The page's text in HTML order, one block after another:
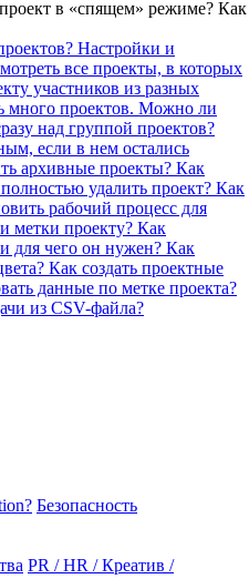
в «спящем» режиме? Как
Настройки и
все проекты, в которых
участников из разных
много проектов. Можно ли
над группой проектов?
если в нем остались
архивные проекты? Как
удалить проект? Как
рабочий процесс для
метки проекту? Как
для чего он нужен? Как
Как создать проектные
данные по метке проекта?
из CSV-файла?
Безопасность
PR / HR / Креатив /